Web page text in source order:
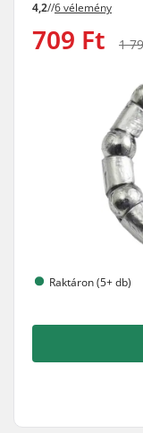
4,2//6 vélemény
709 Ft 1
Raktáron (5+ db)